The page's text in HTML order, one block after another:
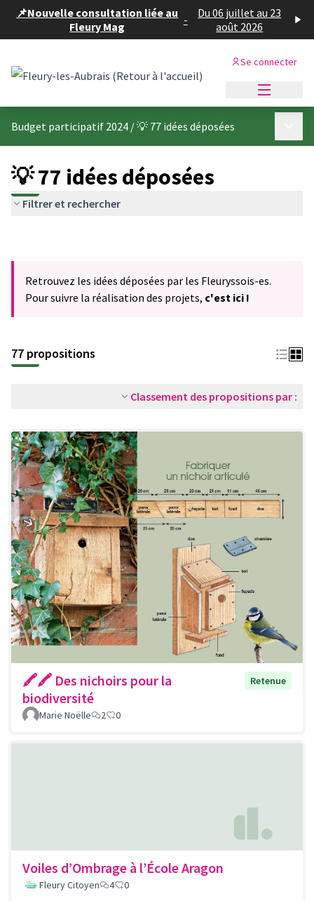
📌Nouvelle consultation liée au
Fleury Mag
-
Du 06 juillet au 23
août 2026
Se connecter
Budget participatif 2024 /💡 77 idées déposées
💡 77 idées déposées
Filtrer et rechercher
Retrouvez les idées déposées par les Fleuryssois-es.
Pour suivre la réalisation des projets, c'est ici !
77 propositions
Classement des propositions par :
🖍🖍 Des nichoirs pour la
biodiversité
Retenue
Marie Noëlle 2 0
Voiles d’Ombrage à l’École Aragon
Fleury Citoyen 4 0
Panneau de gestion des cookies